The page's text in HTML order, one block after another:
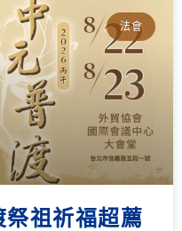
法會
祖祈福超薦